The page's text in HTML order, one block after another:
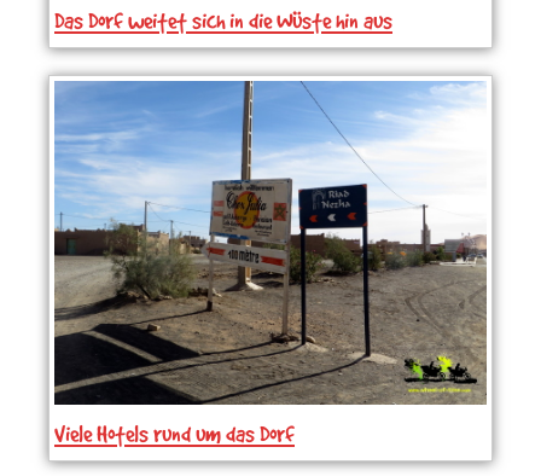
Das Dorf weitet sich in die Wüste hin aus
Viele Hotels rund um das Dorf